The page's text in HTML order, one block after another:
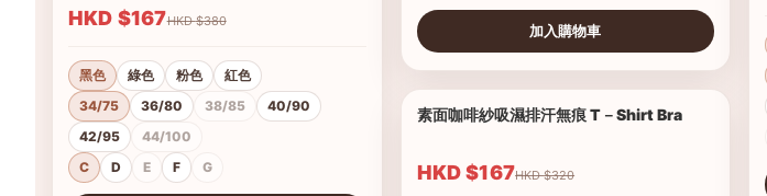
HKD $167 HKD $380
黑色 綠色 粉色
紅色
34/75
36/80 38/85
40/90
42/95
44/100
C
D E F G
加入購物車
1/17
素面咖啡紗吸濕排汗無痕 T－Shirt Bra
HKD $167 HKD $320